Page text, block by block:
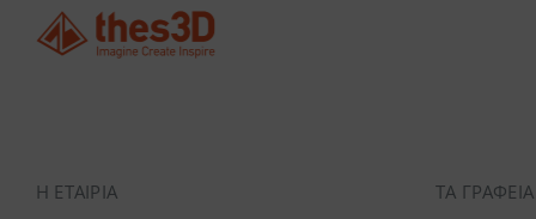
Η ΕΤΑΙΡΊΑ
ΤΑ